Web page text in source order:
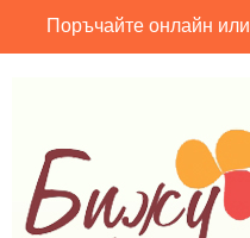
Поръчайте онлайн